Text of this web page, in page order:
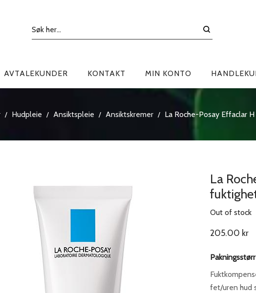
AVTALEKUNDER KONTAKT MIN KONTO
/ Hudpleie / Ansiktspleie / Ansiktskremer / La Roche-Posay Effaclar
La
Out of stock
205.00 kr
fet/uren hud